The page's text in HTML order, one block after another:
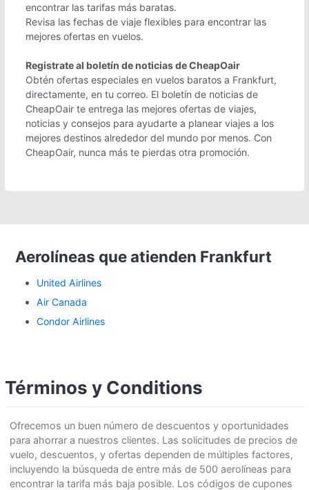
encontrar las tarifas más baratas.
Revisa las fechas de viaje flexibles para encontrar las
mejores ofertas en vuelos.
Registrate al boletín de noticias de CheapOair
Obtén ofertas especiales en vuelos baratos a Frankfurt,
directamente, en tu correo. El boletín de noticias de
CheapOair te entrega las mejores ofertas de viajes,
noticias y consejos para ayudarte a planear viajes a los
mejores destinos alrededor del mundo por menos. Con
CheapOair, nunca más te pierdas otra promoción.
Aerolíneas que atienden Frankfurt
United Airlines
Air Canada
Condor Airlines
Términos y Conditions
Ofrecemos un buen número de descuentos y oportunidades
para ahorrar a nuestros clientes. Las solicitudes de precios de
vuelo, descuentos, y ofertas dependen de múltiples factores,
incluyendo la búsqueda de entre más de 500 aerolíneas para
encontrar la tarifa más baja posible. Los códigos de cupones